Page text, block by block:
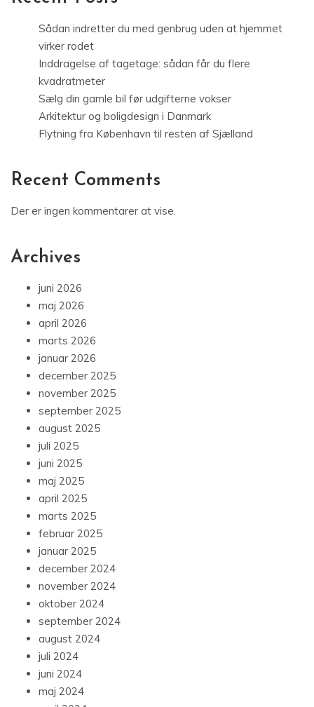
Sådan indretter du med genbrug uden at hjemmet
virker rodet
Inddragelse af tagetage: sådan får du flere
kvadratmeter
Sælg din gamle bil før udgifterne vokser
Arkitektur og boligdesign i Danmark
Flytning fra København til resten af Sjælland
Recent Comments
Der er ingen kommentarer at vise.
Archives
juni 2026
maj 2026
april 2026
marts 2026
januar 2026
december 2025
november 2025
september 2025
august 2025
juli 2025
juni 2025
maj 2025
april 2025
marts 2025
februar 2025
januar 2025
december 2024
november 2024
oktober 2024
september 2024
august 2024
juli 2024
juni 2024
maj 2024